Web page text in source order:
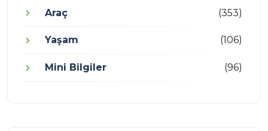
Araç (353)
Yaşam (106)
Mini Bilgiler (96)